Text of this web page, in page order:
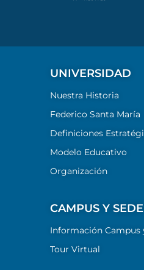
UNIVERSIDAD
Nuestra Historia
Federico Santa María
Definiciones
Modelo Educativo
Organización
CAMPUS Y
Información Campus
Tour Virtual